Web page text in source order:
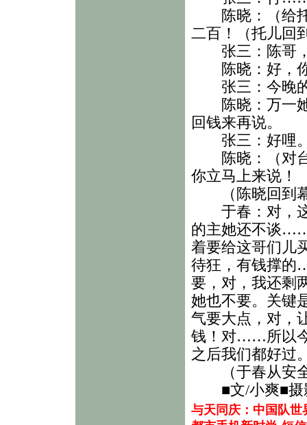
陈晓：（给托
二百！（托儿回
张三：陈哥，
陈晓：好，你
张三：今晚的
陈晓：万一她
回钱来再说。
张三：好哩。
陈晓：（对台
你立马上来说！
（陈晓回到幕
于春：对，这
的主她还不谈
着要给这哥们儿
待狂，有钱撑的
要，对，我还剩
她也不要。关键
气要大点，对，
钱！对……所以
之后我们都好过
（于春从安
■文/小爽■摄
与天同庆：中国队